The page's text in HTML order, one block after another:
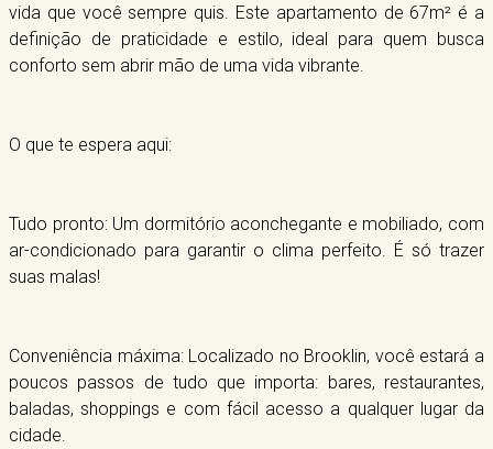
vida que você sempre quis. Este apartamento de 67m² é a
definição de praticidade e estilo, ideal para quem busca
conforto sem abrir mão de uma vida vibrante.
O que te espera aqui:
Tudo pronto: Um dormitório aconchegante e mobiliado, com
ar-condicionado para garantir o clima perfeito. É só trazer
suas malas!
Conveniência máxima: Localizado no Brooklin, você estará a
poucos passos de tudo que importa: bares, restaurantes,
baladas, shoppings e com fácil acesso a qualquer lugar da
cidade.